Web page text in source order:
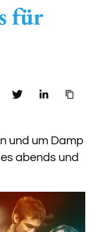
für
und um Damp
abends und